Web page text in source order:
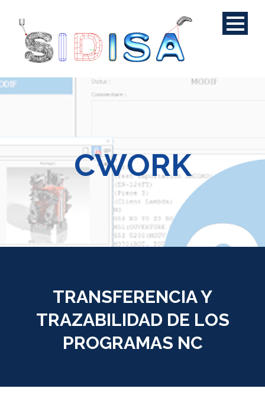
CWORK
TRANSFERENCIA Y
TRAZABILIDAD DE LOS
PROGRAMAS NC